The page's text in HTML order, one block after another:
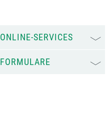
ONLINE-SERVICES
FORMULARE